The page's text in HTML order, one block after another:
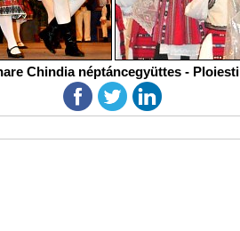
Chindia néptáncegyüttes - Ploiesti